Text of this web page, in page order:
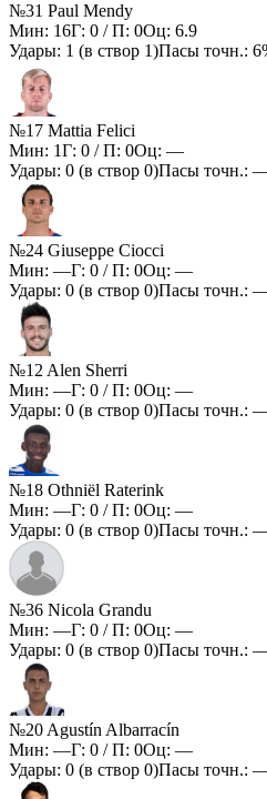
№31 Paul Mendy
Мин: 16Г: 0 / П: 0Оц: 6.9
Удары: 1 (в створ 1)Пасы точн.:
№17 Mattia Felici
Мин: 1Г: 0 / П: 0Оц: —
Удары: 0 (в створ 0)Пасы точн.:
№24 Giuseppe Ciocci
Мин: —Г: 0 / П: 0Оц: —
Удары: 0 (в створ 0)Пасы точн.:
№12 Alen Sherri
Мин: —Г: 0 / П: 0Оц: —
Удары: 0 (в створ 0)Пасы точн.:
№18 Othniël Raterink
Мин: —Г: 0 / П: 0Оц: —
Удары: 0 (в створ 0)Пасы точн.:
№36 Nicola Grandu
Мин: —Г: 0 / П: 0Оц: —
Удары: 0 (в створ 0)Пасы точн.:
№20 Agustín Albarracín
Мин: —Г: 0 / П: 0Оц: —
Удары: 0 (в створ 0)Пасы точн.: